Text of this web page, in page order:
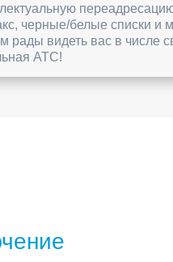
черные/белые списки и
видеть вас в числе
АТС!